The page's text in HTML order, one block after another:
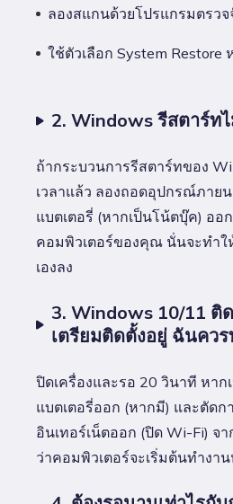
ลองสแกนด้วยโปรแกรมตรวจ
ใช้ตัวเลือก System Restore
2. Windows รีสตาร์ท
ถ้ากระบวนการรีสตาร์ทของ
เวลาแล้ว ลองถอดอุปกรณ์ภาย
แบตเตอรี่ (หากเป็นโน้ตบุ๊ค) ออ
คอมพิวเตอร์ของคุณ นั่นจะทำใ
เองลง
3. Windows 10/11
เตรียมติดตั้งอยู่ ฉันควร
ปิดเครื่องและรอ 20 วินาที หา
แบตเตอรี่ออก (หากมี) และตัดก
อินเทอร์เน็ตออก (ปิด Wi-Fi) จ
ว่าคอมพิวเตอร์จะเริ่มต้นทำงา